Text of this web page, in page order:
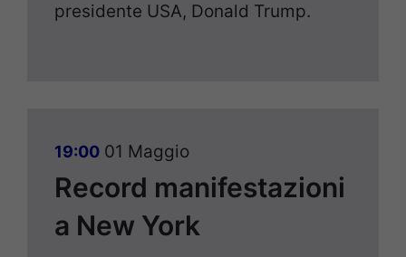
presidente USA, Donald Trump.
19:00 01 Maggio
Record manifestazioni
a New York